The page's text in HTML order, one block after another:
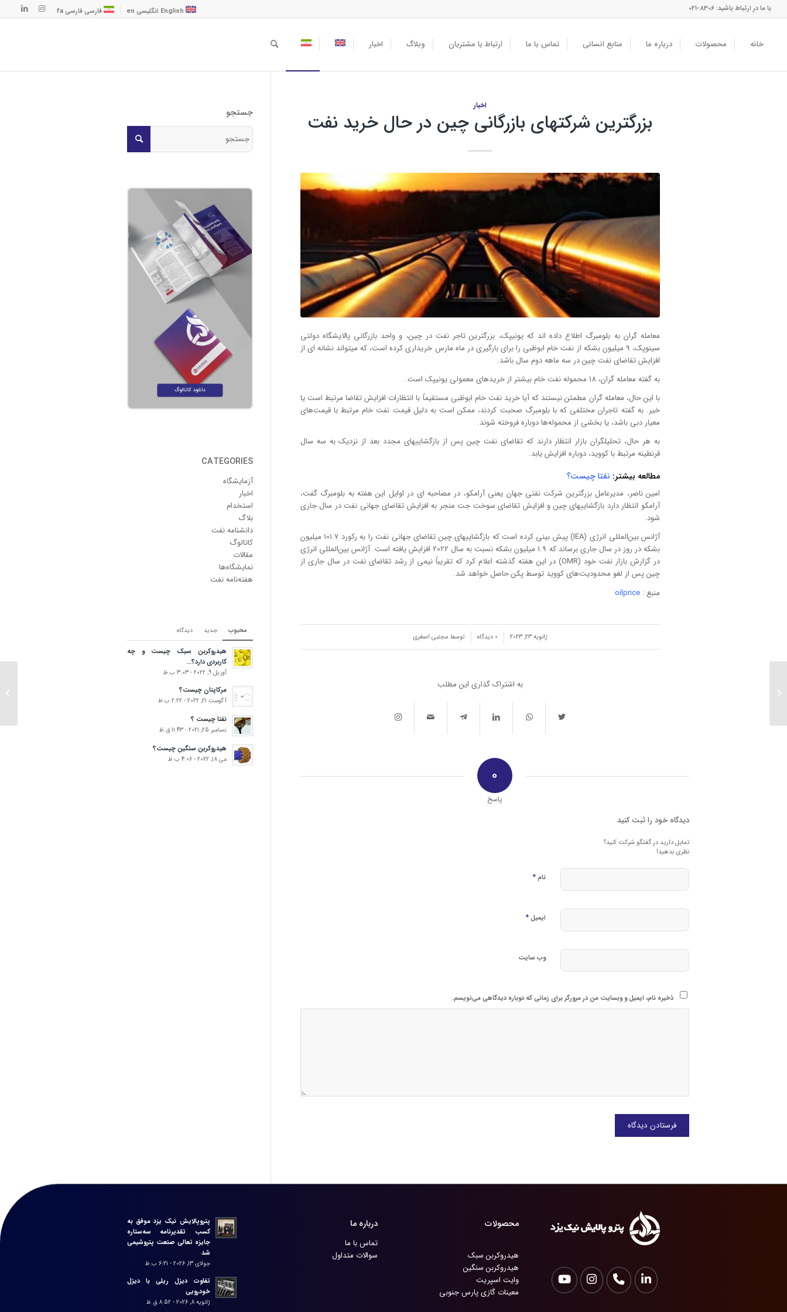
English انگلیسی en فارسیفارسیfa با ما در ارتباط باشید: 8306-021
خانه محصولات درباره ما منابع انسانی تماس با ما ارتباط با مشتریان وبلاگ اخبار
اخبار
بزرگترین شرکتهای بازرگانی چین در حال خرید نفت
معامله گران به بلومبرگ اطلاع داده اند که یونیپک، بزرگترین تاجر نفت در چین، و واحد بازرگانی پالایشگاه دولتی
سینوپک، 9 میلیون بشکه از نفت خام ابوظبی را برای بارگیری در ماه مارس خریداری کرده است، که میتواند نشانه ای از
افزایش تقاضای نفت چین در سه ماهه دوم سال باشد.
به گفته معامله گران، 18 محموله نفت خام بیشتر از خریدهای معمولی یونیپک است.
با این حال، معامله گران مطمئن نیستند که آیا خرید نفت خام ابوظبی مستقیماً با انتظارات افزایش تقاضا مرتبط است یا
خیر. به گفته تاجران مختلفی که با بلومبرگ صحبت کردند، ممکن است به دلیل قیمت نفت خام مرتبط با قیمت‌های
معیار دبی باشد، یا بخشی از محموله‌ها دوباره فروخته شوند.
به هر حال، تحلیلگران بازار انتظار دارند که تقاضای نفت چین پس از بازگشاییهای مجدد بعد از نزدیک به سه سال
قرنطینه مرتبط با کووید، دوباره افزایش یابد.
مطالعه بیشتر: نفتا چیست؟
امین ناصر، مدیرعامل بزرگترین شرکت نفتی جهان یعنی آرامکو، در مصاحبه ای در اوایل این هفته به بلومبرگ گفت،
آرامکو انتظار دارد بازگشاییهای چین و افزایش تقاضای سوخت جت منجر به افزایش تقاضای جهانی نفت در سال جاری
شود.
آژانس بین‌المللی انرژی (IEA) پیش بینی کرده است که بازگشاییهای چین تقاضای جهانی نفت را به رکورد 101.7 میلیون
بشکه در روز در سال جاری برساند که 1.9 میلیون بشکه نسبت به سال 2022 افزایش یافته است. آژانس بین‌المللی انرژی
در گزارش بازار نفت خود (OMR) در این هفته گذشته اعلام کرد که تقریباً نیمی از رشد تقاضای نفت در سال جاری از
چین پس از لغو محدودیت‌های کووید توسط پکن حاصل خواهد شد.
منبع : oilprice
ژانویه 23, 2023
/ 0 دیدگاه‌ توسطمجتبی اصغری
به اشتراک گذاری این مطلب
0
پاسخ
دیدگاه خود را ثبت کنید
تمایل دارید در گفتگو شرکت کنید؟
نظری بدهید!
نام*
ایمیل*
وب‌ سایت
ذخیره نام، ایمیل و وبسایت من در مرورگر برای زمانی که دوباره دیدگاهی می‌نویسم.
جستجو
CATEGORIES
آزمایشگاه
اخبار
استخدام
بلاگ
دانشنامه نفت
کاتالوگ
مقالات
نمایشگاه‌ها
هفته‌نامه نفت
محبوب جدید دیدگاه‌
هیدروکربن سبک چیست و چه
کاربردی دارد؟...
آوریل 9, 2022 - 3:03 ب.ظ
مرکاپتان چیست؟
آگوست 21, 2022 - 2:22 ب.ظ
نفتا چیست ؟
دسامبر 25, 2021 - 11:43 ق.ظ
هیدروکربن سنگین چیست؟
می 18, 2022 - 4:06 ب.ظ
محصولات
هیدروکربن سبک
هیدروکربن سنگین
وایت اسپریت
معینات گازی پارس جنوبی
درباره ما
تماس با ما
سوالات متداول
پتروپالایش نیک یزد موفق به
کسب تقدیرنامه سه‌ستاره
جایزه تعالی صنعت پتروشیمی
شد
جولای 13, 2026 - 6:21 ب.ظ
تفاوت دیزل ریلی با دیزل
خودرویی
ژانویه 8, 2026 - 8:52 ق.ظ